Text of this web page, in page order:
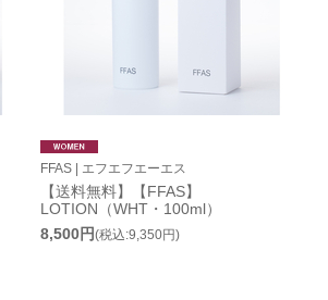
FFAS | エフエフエーエス
【送料無料】【FFAS】
LOTION（WHT・100ml）
8,500円(税込:9,350円)